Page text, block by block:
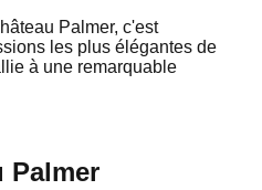
Palmer, c'est
les plus élégantes de
à une remarquable
Palmer